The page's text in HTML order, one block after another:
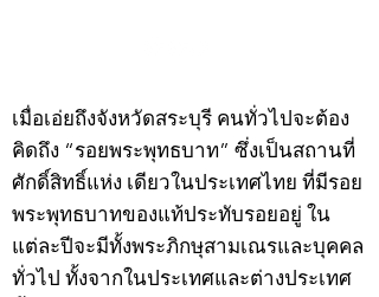
เมื่อเอ่ยถึงจังหวัดสระบุรี คนทั่วไปจะต้อง
คิดถึง “รอยพระพุทธบาท” ซึ่งเป็นสถานที่
ศักดิ์สิทธิ์แห่ง เดียวในประเทศไทย ที่มีรอย
พระพุทธบาทของแท้ประทับรอยอยู่ ใน
แต่ละปีจะมีทั้งพระภิกษุสามเณรและบุคคล
ทั่วไป ทั้งจากในประเทศและต่างประเทศ